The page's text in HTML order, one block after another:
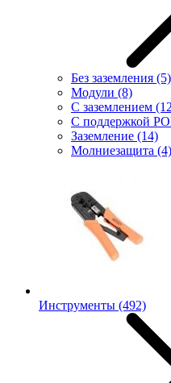
Без заземления (5)
Модули (8)
С заземлением
С поддержкой
Заземление (14)
Молниезащита (4)
Инструменты (492)